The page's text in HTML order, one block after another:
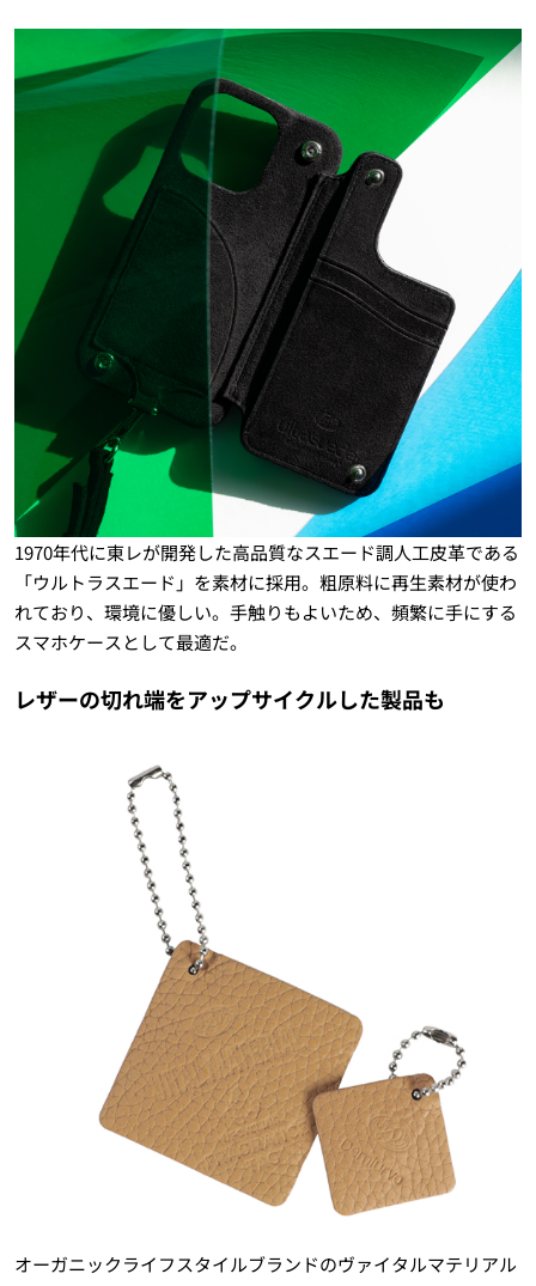
1970年代に東レが開発した高品質なスエード調人工皮革である
「ウルトラスエード」を素材に採用。粗原料に再生素材が使わ
れており、環境に優しい。手触りもよいため、頻繁に手にする
スマホケースとして最適だ。
レザーの切れ端をアップサイクルした製品も
オーガニックライフスタイルブランドのヴァイタルマテリアル